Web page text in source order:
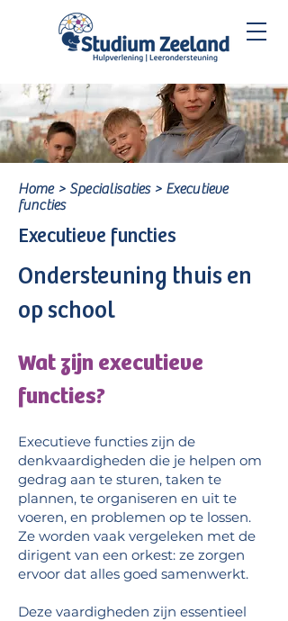
Home > Specialisaties > Executieve
functies
Executieve functies
Ondersteuning thuis en
op school
Wat zijn executieve
functies?
Executieve functies zijn de
denkvaardigheden die je helpen om
gedrag aan te sturen, taken te
plannen, te organiseren en uit te
voeren, en problemen op te lossen.
Ze worden vaak vergeleken met de
dirigent van een orkest: ze zorgen
ervoor dat alles goed samenwerkt.
Deze vaardigheden zijn essentieel